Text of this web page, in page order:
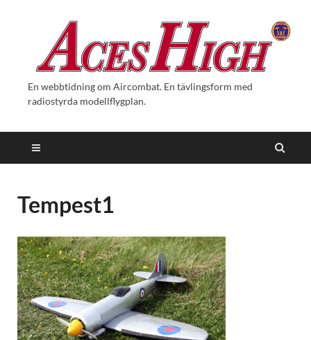
En webbtidning om Aircombat. En tävlingsform med
radiostyrda modellflygplan.
Tempest1